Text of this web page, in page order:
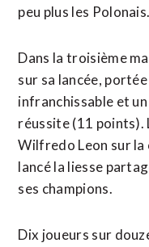
peu plus les Polonais.
Dans la troisième
sur sa lancée,
infranchissable et
réussite (11 points).
Wilfredo Leon sur la
lancé la liesse
ses champions.
Dix joueurs sur